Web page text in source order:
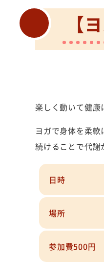
【
楽しく動いて健康
ヨガで身体を柔
続けることで代
日時
場所
参加費500円